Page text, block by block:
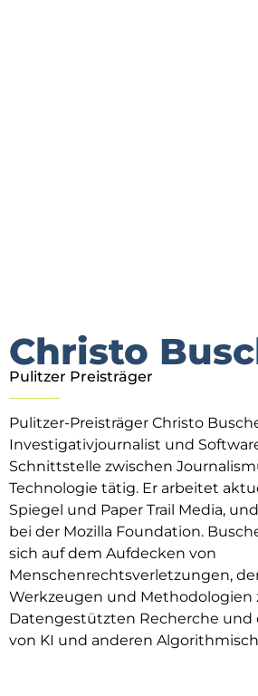
Christo
Pulitzer Preisträger
Pulitzer-Preisträger Christo
Investigativjournalist und
Schnittstelle zwischen
Technologie tätig. Er arbeitet
Spiegel und Paper Trail Media,
bei der Mozilla Foundation.
sich auf dem Aufdecken von
Menschenrechtsverletzungen,
Werkzeugen und Methodologien
Datengestützten Recherche und
von KI und anderen